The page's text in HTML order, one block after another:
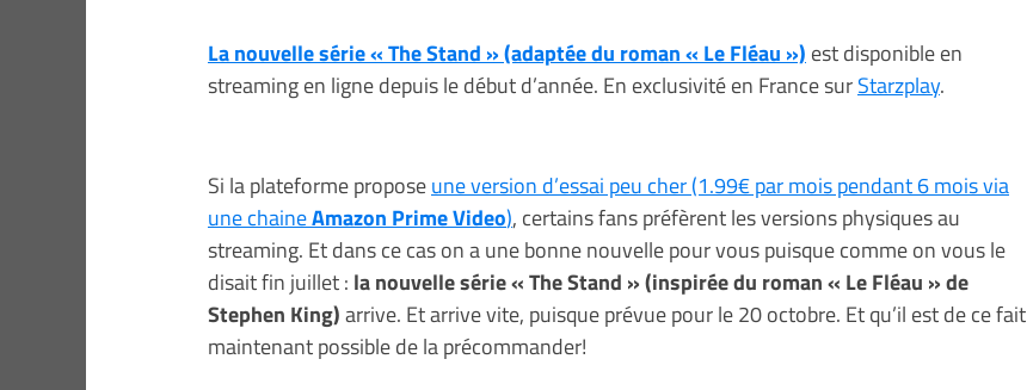
La nouvelle série « The Stand » (adaptée du roman « Le Fléau ») est disponible en
streaming en ligne depuis le début d’année. En exclusivité en France surStarzplay.
Si la plateforme proposeune version d’essai peu cher (1.99€ par mois pendant 6 mois via
une chaineAmazon Prime Video), certains fans préfèrent les versions physiques au
streaming. Et dans ce cas on a une bonne nouvelle pour vous puisque comme on vous le
disait fin juillet : la nouvelle série « The Stand » (inspirée du roman « Le Fléau » de
Stephen King)arrive. Et arrive vite, puisque prévue pour le 20 octobre. Et qu’il est de ce fait
maintenant possible de la précommander!